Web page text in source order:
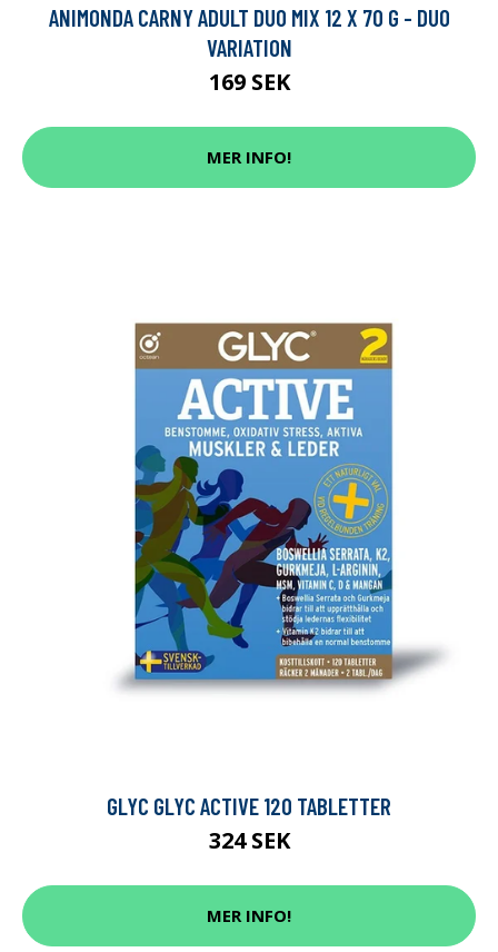
ANIMONDA CARNY ADULT DUO MIX 12 X 70 G - DUO
VARIATION
169 SEK
MER INFO!
GLYC GLYC ACTIVE 120 TABLETTER
324 SEK
MER INFO!